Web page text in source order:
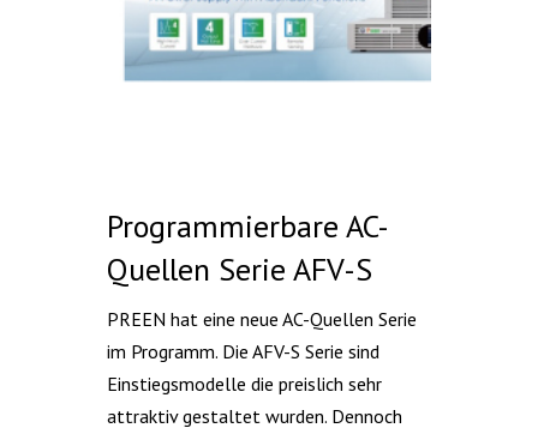
Programmierbare AC-
Quellen Serie AFV-S
PREEN hat eine neue AC-Quellen Serie
im Programm. Die AFV-S Serie sind
Einstiegsmodelle die preislich sehr
attraktiv gestaltet wurden. Dennoch